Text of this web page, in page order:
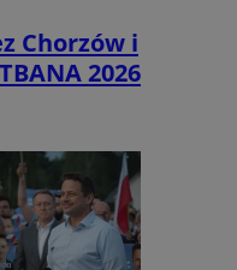
Chorzów i
2026